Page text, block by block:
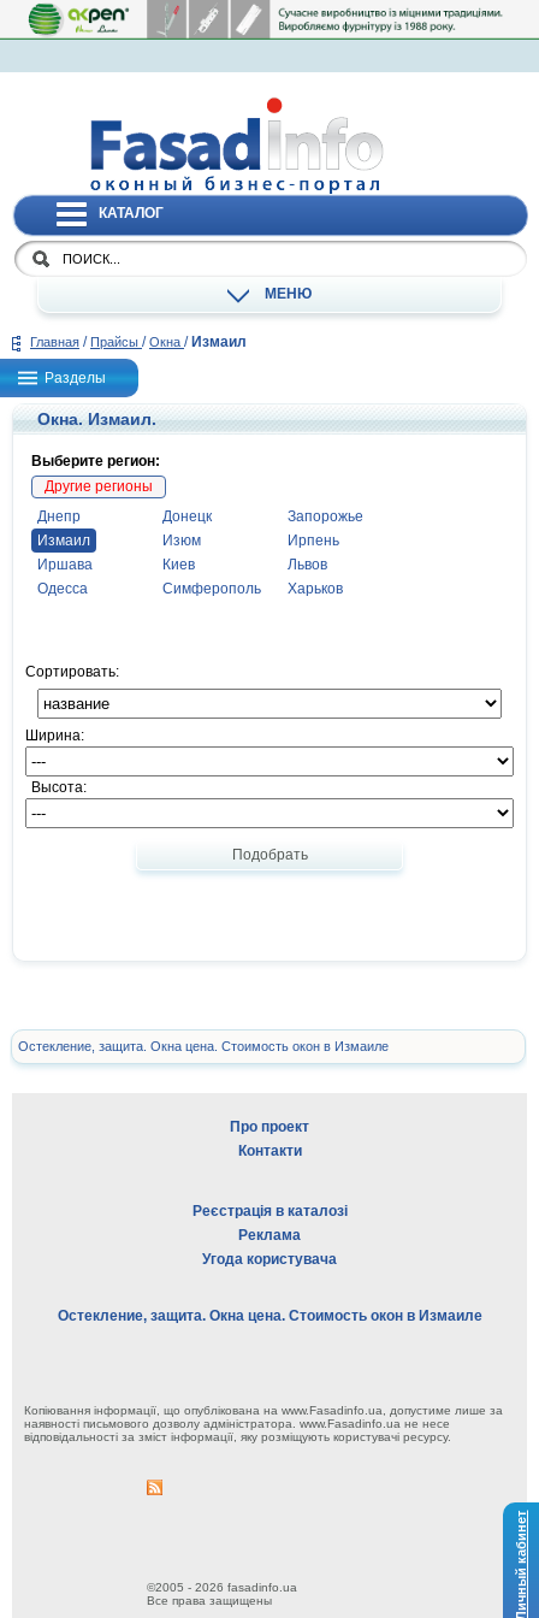
Личный кабинет
КАТАЛОГ
МЕНЮ
Главная / Прайсы / Окна / Измаил
Разделы
Окна. Измаил.
Выберите регион:
Другие регионы
Днепр
Донецк
Запорожье
Измаил
Изюм
Ирпень
Иршава
Киев
Львов
Одесса
Симферополь Харьков
Сортировать:
Ширина:
Высота:
Подобрать
Остекление, защита. Окна цена. Стоимость окон в Измаиле
Про проект
Контакти
Реєстрація в каталозі
Реклама
Угода користувача
Остекление, защита. Окна цена. Стоимость окон в Измаиле
Копіювання інформації, що опублікована на www.Fasadinfo.ua, допустиме лише за
наявності письмового дозволу адміністратора. www.Fasadinfo.ua не несе
відповідальності за зміст інформації, яку розміщують користувачі ресурсу.
©2005 - 2026 fasadinfo.ua
Все права защищены